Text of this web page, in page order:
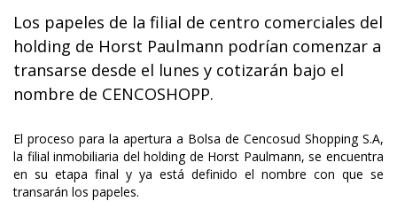
Los papeles de la filial de centro comerciales del
holding de Horst Paulmann podrían comenzar a
transarse desde el lunes y cotizarán bajo el
nombre de CENCOSHOPP.
El proceso para la apertura a Bolsa de Cencosud Shopping S.A,
la filial inmobiliaria del holding de Horst Paulmann, se encuentra
en su etapa final y ya está definido el nombre con que se
transarán los papeles.